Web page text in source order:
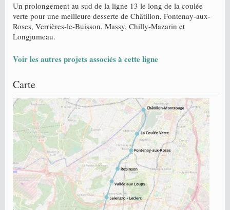
Un prolongement au sud de la ligne 13 le long de la coulée
verte pour une meilleure desserte de Châtillon, Fontenay-aux-
Roses, Verrières-le-Buisson, Massy, Chilly-Mazarin et
Longjumeau.
Voir les autres projets associés à cette ligne
Carte